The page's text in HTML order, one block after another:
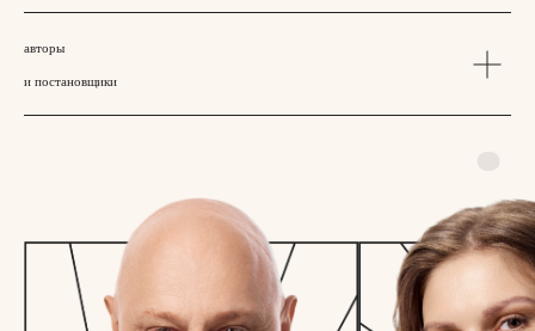
авторы
и постановщики